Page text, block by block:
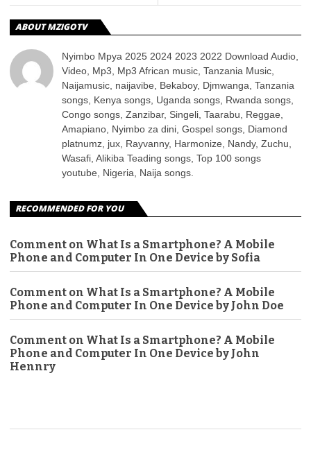
ABOUT MZIGOTV
Nyimbo Mpya 2025 2024 2023 2022 Download Audio,
Video, Mp3, Mp3 African music, Tanzania Music,
Naijamusic, naijavibe, Bekaboy, Djmwanga, Tanzania
songs, Kenya songs, Uganda songs, Rwanda songs,
Congo songs, Zanzibar, Singeli, Taarabu, Reggae,
Amapiano, Nyimbo za dini, Gospel songs, Diamond
platnumz, jux, Rayvanny, Harmonize, Nandy, Zuchu,
Wasafi, Alikiba Teading songs, Top 100 songs
youtube, Nigeria, Naija songs.
RECOMMENDED FOR YOU
Comment on What Is a Smartphone? A Mobile
Phone and Computer In One Device by Sofia
Comment on What Is a Smartphone? A Mobile
Phone and Computer In One Device by John Doe
Comment on What Is a Smartphone? A Mobile
Phone and Computer In One Device by John
Hennry